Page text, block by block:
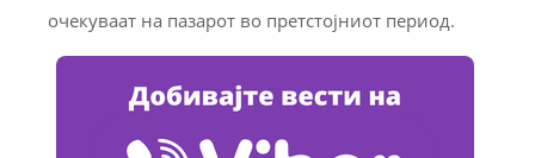
очекуваат на пазарот во претстојниот период.